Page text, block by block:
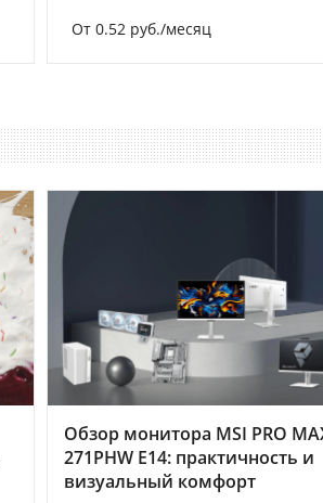
От 0.52 руб./месяц
Обзор монитора MSI PRO
271PHW E14: практичность и
визуальный комфорт